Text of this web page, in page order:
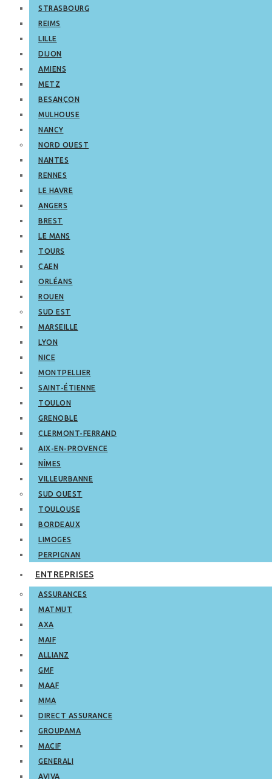
STRASBOURG
REIMS
LILLE
DIJON
AMIENS
METZ
BESANÇON
MULHOUSE
NANCY
NORD OUEST
NANTES
RENNES
LE HAVRE
ANGERS
BREST
LE MANS
TOURS
CAEN
ORLÉANS
ROUEN
SUD EST
MARSEILLE
LYON
NICE
MONTPELLIER
SAINT-ÉTIENNE
TOULON
GRENOBLE
CLERMONT-FERRAND
AIX-EN-PROVENCE
NÎMES
VILLEURBANNE
SUD OUEST
TOULOUSE
BORDEAUX
LIMOGES
PERPIGNAN
ENTREPRISES
ASSURANCES
MATMUT
AXA
MAIF
ALLIANZ
GMF
MAAF
MMA
DIRECT ASSURANCE
GROUPAMA
MACIF
GENERALI
AVIVA